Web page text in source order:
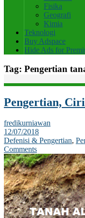
Fisika
Geografi
Kimia
Teknologi
Buy Adspace
Hide Ads for
Tag: Pengertian
Pengertian,
fredikurniawan
12/07/2018
Defenisi & Pengertian,
Comments